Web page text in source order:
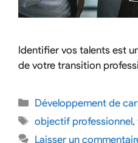
Identifier vos talents est
de votre transition
Développement de
objectif professionnel,
Laisser un